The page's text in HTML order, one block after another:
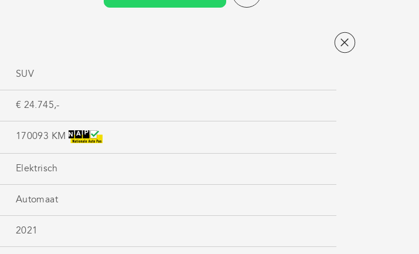
SUV
€ 24.745,-
170093 KM
Elektrisch
Automaat
2021